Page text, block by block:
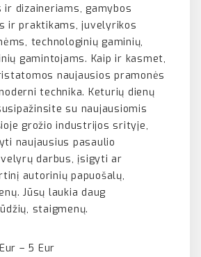
dizaineriams, gamybos
ir praktikams, juvelyrikos
technologinių gaminių,
gamintojams. Kaip ir kasmet,
naujausios pramonės
technika. Keturių dienų
su naujausiomis
grožio industrijos srityje,
naujausius pasaulio
darbus, įsigyti ar
autorinių papuošalų,
Jūsų laukia daug
staigmenų.
– 5 Eur